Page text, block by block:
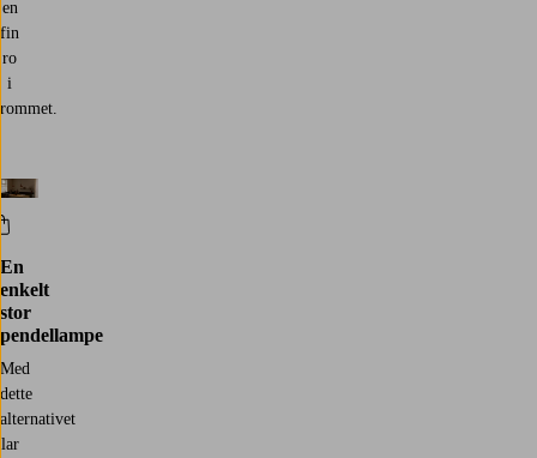
en
fin
ro
i
rommet.
En
enkelt
stor
pendellampe
Med
dette
alternativet
lar